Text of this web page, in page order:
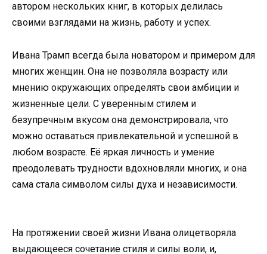
автором нескольких книг, в которых делилась
своими взглядами на жизнь, работу и успех.
Ивана Трамп всегда была новатором и примером для
многих женщин. Она не позволяла возрасту или
мнению окружающих определять свои амбиции и
жизненные цели. С уверенным стилем и
безупречным вкусом она демонстрировала, что
можно оставаться привлекательной и успешной в
любом возрасте. Её яркая личность и умение
преодолевать трудности вдохновляли многих, и она
сама стала символом силы духа и независимости.
На протяжении своей жизни Ивана олицетворяла
выдающееся сочетание стиля и силы воли, и,